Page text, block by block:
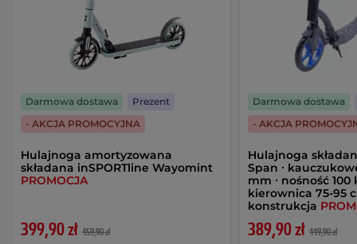
Hulajnoga amortyzowana
składana inSPORTline Wayomint
PROMOCJA
399,90 zł 459,90 zł
Darmowa dostawa
Prezent
- AKCJA PROMOCYJNA
Hulajnoga
Span ∙
mm ∙ nośność
kierownica 75-95
konstrukcja
389,90 zł 449,90 zł
Darmowa dostawa
- AKCJA